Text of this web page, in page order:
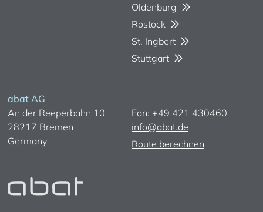
Oldenburg
Rostock
St. Ingbert
Stuttgart
abat AG
An der Reeperbahn 10
28217 Bremen
Germany
Fon: +49 421 430460
info@abat.de
Route berechnen